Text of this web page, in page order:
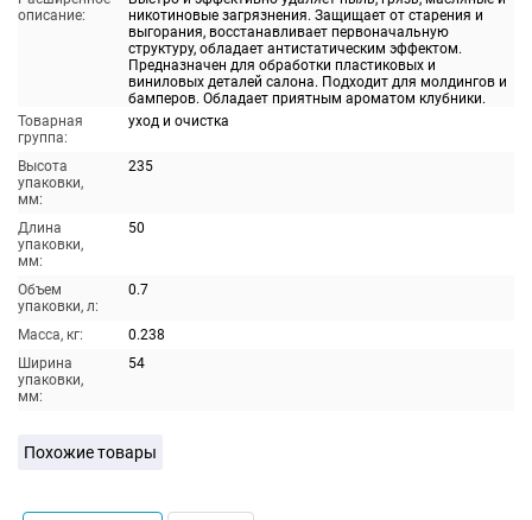
описание:
никотиновые загрязнения. Защищает от старения и
выгорания, восстанавливает первоначальную
структуру, обладает антистатическим эффектом.
Предназначен для обработки пластиковых и
виниловых деталей салона. Подходит для молдингов и
бамперов. Обладает приятным ароматом клубники.
Товарная
группа:
уход и очистка
Высота
упаковки,
мм:
235
Длина
упаковки,
мм:
50
Объем
упаковки, л:
0.7
Масса, кг:
0.238
Ширина
упаковки,
мм:
54
Похожие товары